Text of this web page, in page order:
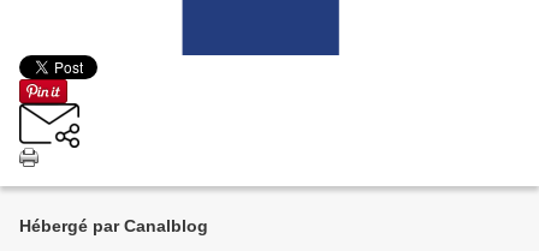
Hébergé par Canalblog